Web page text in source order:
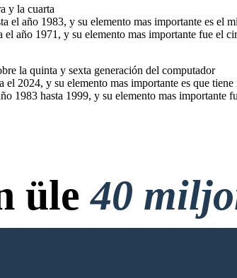
y la cuarta
el año 1983, y su elemento mas importante es el
el año 1971, y su elemento mas importante fue el
la quinta y sexta generación del computador
el 2024, y su elemento mas importante es que
1983 hasta 1999, y su elemento mas importante
üle40
Allalaadimist,